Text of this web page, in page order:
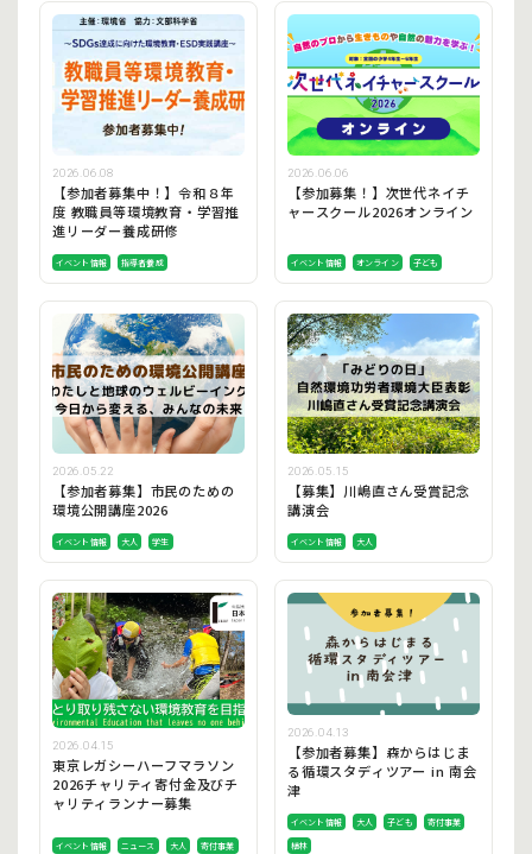
2026.06.08
【参加者募集中！】令和８年
度 教職員等環境教育・学習推
進リーダー養成研修
イベント情報 指導者養成
2026.06.06
【参加募集！】次世代ネイチ
ャースクール2026オンライン
イベント情報 オンライン 子ども
2026.05.22
【参加者募集】市民のための
環境公開講座2026
イベント情報 大人 学生
2026.05.15
【募集】川嶋直さん受賞記念
講演会
イベント情報 大人
2026.04.15
東京レガシーハーフマラソン
2026チャリティ寄付金及びチ
ャリティランナー募集
イベント情報 ニュース 大人 寄付事業
2026.04.13
【参加者募集】森からはじま
る循環スタディツアー in 南会
津
イベント情報 大人 子ども
寄付事業
植林